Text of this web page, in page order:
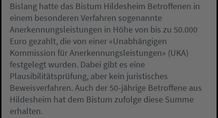
Bislang hatte das Bistum Hildesheim Betroffenen in
einem besonderen Verfahren sogenannte
Anerkennungsleistungen in Höhe von bis zu 50.000
Euro gezahlt, die von einer «Unabhängigen
Kommission für Anerkennungsleistungen» (UKA)
festgelegt wurden. Dabei gibt es eine
Plausibilitätsprüfung, aber kein juristisches
Beweisverfahren. Auch der 50-jährige Betroffene aus
Hildesheim hat dem Bistum zufolge diese Summe
erhalten.